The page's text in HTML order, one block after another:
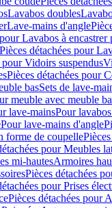
Lavabos doubles
Lave-mains d'angle
Lavabos à encastrer
Pièces détachées pour
pour Vidoirs suspendus
Pièces détachées pour
basSets de lave-
meuble avec meuble
lave-mainsPour lavabos
Pour lave-mains d'angle
forme de coupelle
pour Meubles
mi-hautesArmoires
Pièces détachées
pour Prises
Pièces détachées pour